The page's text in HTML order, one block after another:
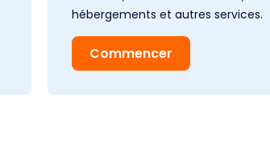
hébergements et autres services.
Commencer